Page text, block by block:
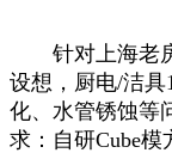
针对上海老房
设想，厨电/洁
化、水管锈蚀等
求：自研Cube